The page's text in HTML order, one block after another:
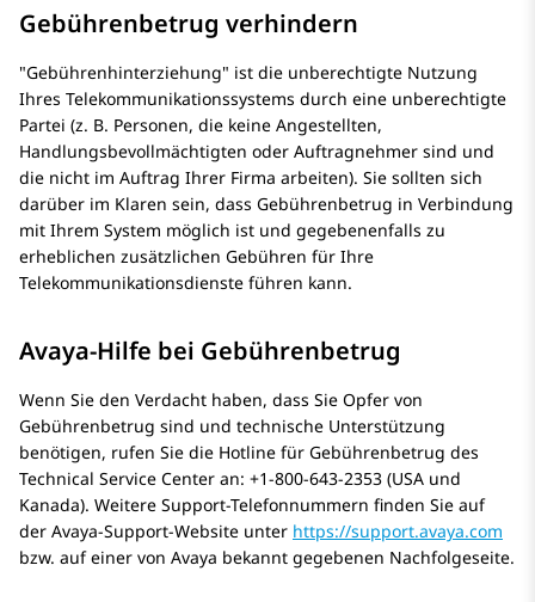
Gebührenbetrug verhindern
Gebührenhinterziehung
ist die unberechtigte Nutzung
Ihres Telekommunikationssystems durch eine unberechtigte
Partei (z. B. Personen, die keine Angestellten,
Handlungsbevollmächtigten oder Auftragnehmer sind und
die nicht im Auftrag Ihrer Firma arbeiten). Sie sollten sich
darüber im Klaren sein, dass Gebührenbetrug in Verbindung
mit Ihrem System möglich ist und gegebenenfalls zu
erheblichen zusätzlichen Gebühren für Ihre
Telekommunikationsdienste führen kann.
Avaya-Hilfe bei Gebührenbetrug
Wenn Sie den Verdacht haben, dass Sie Opfer von
Gebührenbetrug sind und technische Unterstützung
benötigen, rufen Sie die Hotline für Gebührenbetrug des
Technical Service Center an: +1-800-643-2353 (USA und
Kanada). Weitere Support-Telefonnummern finden Sie auf
der Avaya-Support-Website unter https://support.avaya.com
bzw. auf einer von Avaya bekannt gegebenen Nachfolgeseite.